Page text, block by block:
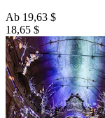
Ab 19,63 $
18,65 $